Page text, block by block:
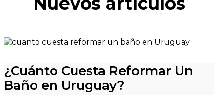
¿Cuánto Cuesta Reformar Un
Baño en Uruguay?